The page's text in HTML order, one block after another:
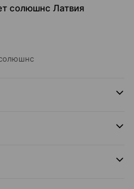
солюшнс Латвия